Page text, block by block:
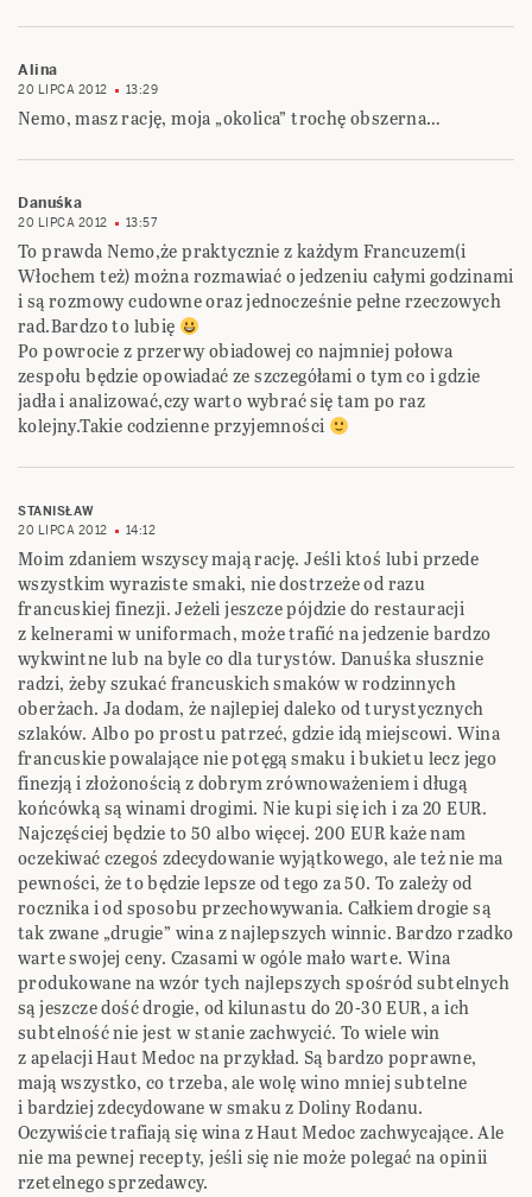
Alina
20 LIPCA 2012 13:29
Nemo, masz rację, moja „okolica” trochę obszerna…
Danuśka
20 LIPCA 2012 13:57
To prawda Nemo,że praktycznie z każdym Francuzem(i
Włochem też) można rozmawiać o jedzeniu całymi godzinami
i są rozmowy cudowne oraz jednocześnie pełne rzeczowych
rad.Bardzo to lubię
Po powrocie z przerwy obiadowej co najmniej połowa
zespołu będzie opowiadać ze szczegółami o tym co i gdzie
jadła i analizować,czy warto wybrać się tam po raz
kolejny.Takie codzienne przyjemności
STANISŁAW
20 LIPCA 2012
14:12
Moim zdaniem wszyscy mają rację. Jeśli ktoś lubi przede
wszystkim wyraziste smaki, nie dostrzeże od razu
francuskiej finezji. Jeżeli jeszcze pójdzie do restauracji
z kelnerami w uniformach, może trafić na jedzenie bardzo
wykwintne lub na byle co dla turystów. Danuśka słusznie
radzi, żeby szukać francuskich smaków w rodzinnych
oberżach. Ja dodam, że najlepiej daleko od turystycznych
szlaków. Albo po prostu patrzeć, gdzie idą miejscowi. Wina
francuskie powalające nie potęgą smaku i bukietu lecz jego
finezją i złożonością z dobrym zrównoważeniem i długą
końcówką są winami drogimi. Nie kupi się ich i za 20 EUR.
Najczęściej będzie to 50 albo więcej. 200 EUR każe nam
oczekiwać czegoś zdecydowanie wyjątkowego, ale też nie ma
pewności, że to będzie lepsze od tego za 50. To zależy od
rocznika i od sposobu przechowywania. Całkiem drogie są
tak zwane „drugie” wina z najlepszych winnic. Bardzo rzadko
warte swojej ceny. Czasami w ogóle mało warte. Wina
produkowane na wzór tych najlepszych spośród subtelnych
są jeszcze dość drogie, od kilunastu do 20-30 EUR, a ich
subtelność nie jest w stanie zachwycić. To wiele win
z apelacji Haut Medoc na przykład. Są bardzo poprawne,
mają wszystko, co trzeba, ale wolę wino mniej subtelne
i bardziej zdecydowane w smaku z Doliny Rodanu.
Oczywiście trafiają się wina z Haut Medoc zachwycające. Ale
nie ma pewnej recepty, jeśli się nie może polegać na opinii
rzetelnego sprzedawcy.